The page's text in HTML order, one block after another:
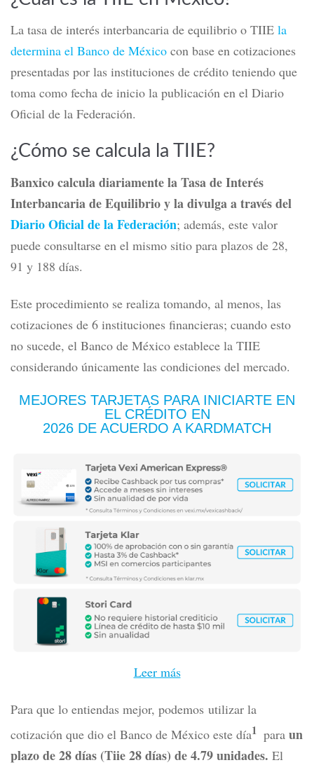
La tasa de interés interbancaria de equilibrio o TIIE la
determina el Banco de México con base en cotizaciones
presentadas por las instituciones de crédito teniendo que
toma como fecha de inicio la publicación en el Diario
Oficial de la Federación.
¿Cómo se calcula la TIIE?
Banxico calcula diariamente la Tasa de Interés
Interbancaria de Equilibrioy la divulga a través del
Diario Oficial de la Federación; además, este valor
puede consultarse en el mismo sitio para plazos de 28,
91 y 188 días.
Este procedimiento se realiza tomando, al menos, las
cotizaciones de 6 instituciones financieras; cuando esto
no sucede, el Banco de México establece la TIIE
considerando únicamente las condiciones del mercado.
MEJORES TARJETAS PARA INICIARTE EN
EL CRÉDITO EN
2026 DE ACUERDO A KARDMATCH
Leer más
Para que lo entiendas mejor, podemos utilizar la
cotización que dio el Banco de México este día1 para un
plazo de 28 días (Tiie 28 días) de 4.79 unidades. El